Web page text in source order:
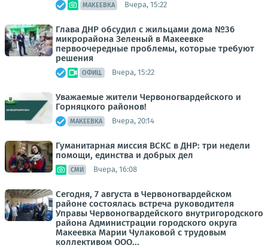
МАКЕЕВКА Вчера, 15:22
Глава ДНР обсудил с жильцами дома №36
микрорайона Зеленый в Макеевке
первоочередные проблемы, которые требуют
решения
ОФИЦ. Вчера, 15:22
Уважаемые жители Червоногвардейского и
Горняцкого районов!
МАКЕЕВКА Вчера, 20:14
Гуманитарная миссия ВСКС в ДНР: три недели
помощи, единства и добрых дел
СМИ Вчера, 16:08
Сегодня, 7 августа в Червоногвардейском
районе состоялась встреча руководителя
Управы Червоногвардейского внутригородского
района Администрации городского округа
Макеевка Марии Чулаковой с трудовым
коллективом ООО...